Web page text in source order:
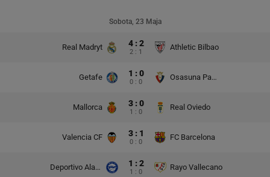
Sobota, 23 Maja
Real Madryt 4 : 2
2 : 1
Athletic Bilbao
Getafe 1 : 0
0 : 0
Osasuna Pampeluna
Mallorca 3 : 0
1 : 0
Real Oviedo
Valencia CF 3 : 1
0 : 0
FC Barcelona
Deportivo Alaves 1 : 2
1 : 0
Rayo Vallecano